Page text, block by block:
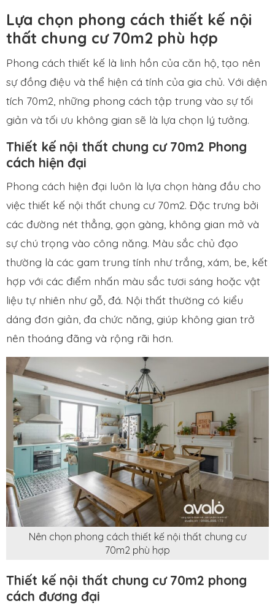
Lựa chọn phong cách thiết kế nội
thất chung cư 70m2 phù hợp
Phong cách thiết kế là linh hồn của căn hộ, tạo nên
sự đồng điệu và thể hiện cá tính của gia chủ. Với diện
tích 70m2, những phong cách tập trung vào sự tối
giản và tối ưu không gian sẽ là lựa chọn lý tưởng.
Thiết kế nội thất chung cư 70m2 Phong
cách hiện đại
Phong cách hiện đại luôn là lựa chọn hàng đầu cho
việc thiết kế nội thất chung cư 70m2. Đặc trưng bởi
các đường nét thẳng, gọn gàng, không gian mở và
sự chú trọng vào công năng. Màu sắc chủ đạo
thường là các gam trung tính như trắng, xám, be, kết
hợp với các điểm nhấn màu sắc tươi sáng hoặc vật
liệu tự nhiên như gỗ, đá. Nội thất thường có kiểu
dáng đơn giản, đa chức năng, giúp không gian trở
nên thoáng đãng và rộng rãi hơn.
Nên chọn phong cách thiết kế nội thất chung cư
70m2 phù hợp
Thiết kế nội thất chung cư 70m2 phong
cách đương đại